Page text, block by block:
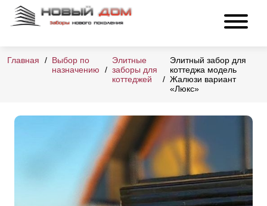
Главная
Выбор по
назначению
Элитные
заборы для
коттеджей
Элитный забор для
коттеджа модель
Жалюзи вариант
«Люкс»